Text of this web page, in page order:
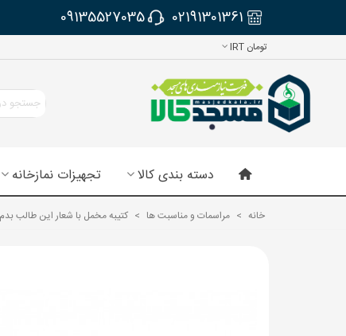
02191301361
09135527035
تومان IRT
دسته بندی کالا تجهیزات نمازخانه
خانه > مراسمات و مناسبت ها > کتیبه مخمل با شعار این طالب